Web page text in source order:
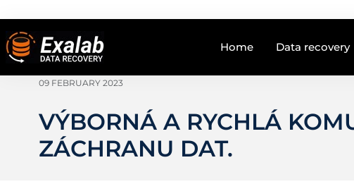
Home Data recovery
09 FEBRUARY 2023
VÝBORNÁ A RYCHLÁ
ZÁCHRANU DAT.